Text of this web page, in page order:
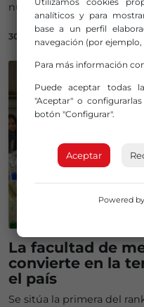
número de estudiantes
30/07/2025
La facultad de
convierte en la
el país
Se sitúa la primera del
analíticos y para
base a un perfil
navegación (por ejemplo,
Para más información
Puede aceptar todas
"Aceptar" o
botón "Configurar".
Aceptar
Powered by